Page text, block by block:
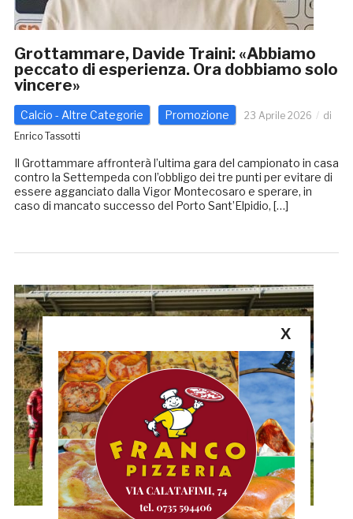
Grottammare, Davide Traini: «Abbiamo
peccato di esperienza. Ora dobbiamo solo
vincere»
Calcio - Altre Categorie Promozione 23 Aprile 2026
di
Enrico Tassotti
Il Grottammare affronterà l’ultima gara del campionato in casa
contro la Settempeda con l’obbligo dei tre punti per evitare di
essere agganciato dalla Vigor Montecosaro e sperare, in
caso di mancato successo del Porto Sant’Elpidio, […]
X